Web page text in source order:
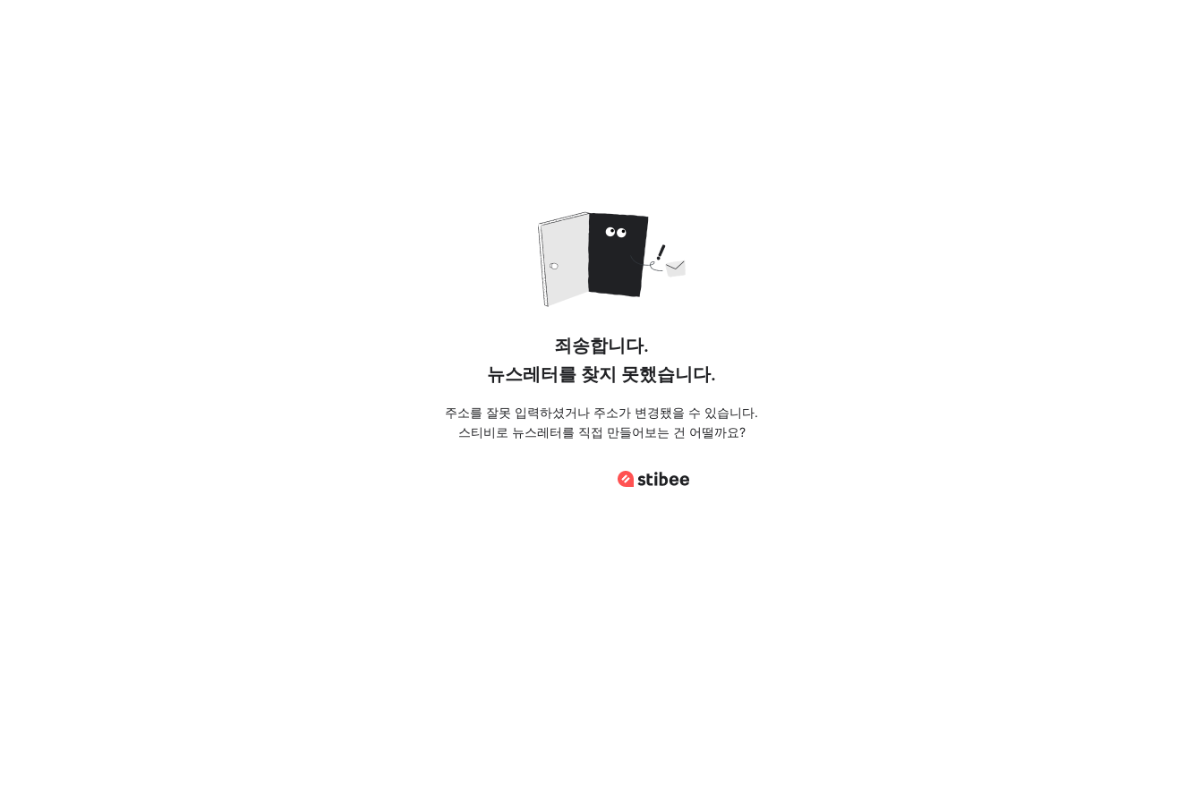
죄송합니다.
뉴스레터를 찾지 못했습니다.
주소를 잘못 입력하셨거나 주소가 변경됐을 수 있습니다.
스티비로 뉴스레터를 직접 만들어보는 건 어떨까요?